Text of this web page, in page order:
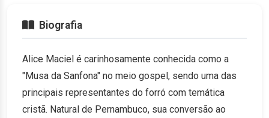
Biografia
Alice Maciel é carinhosamente conhecida como a
"Musa da Sanfona" no meio gospel, sendo uma das
principais representantes do forró com temática
cristã. Natural de Pernambuco, sua conversão ao